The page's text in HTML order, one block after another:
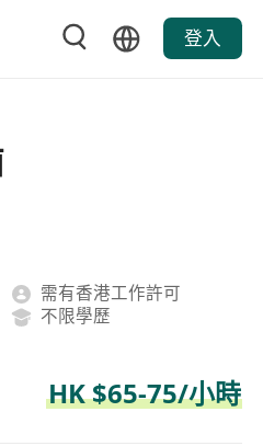
登入
需有香港工作許可
不限學歷
HK $65-75/小時